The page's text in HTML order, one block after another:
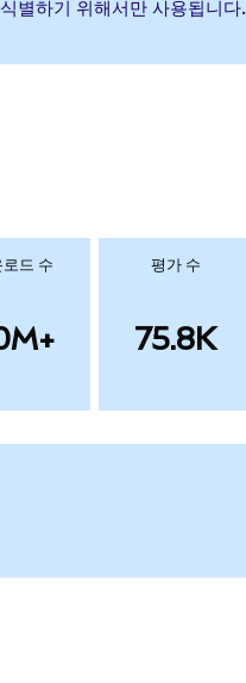
별하기 위해서만 사용됩니다.
로드 수 평가 수
75.8K